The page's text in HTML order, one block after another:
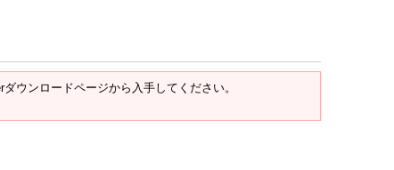
ウンロードページから入手してください。